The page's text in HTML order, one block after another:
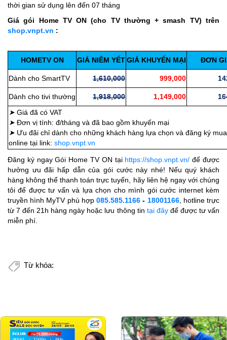
thời gian sử dụng lên đến 07 tháng
Giá gói Home TV ON (cho TV thường + smash TV) trên
shop.vnpt.vn :
HOMETV ON GIÁ NIÊM YẾTGIÁ KHUYẾN MẠI ĐƠN
Dành cho SmartTV 1,610,000 999,000
Dành cho tivi thường 1,918,000 1,149,000
➤ Giá đã có VAT
➤ Đơn vị tính: đ/tháng và đã bao gồm khuyến mại
➤ Ưu đãi chỉ dành cho những khách hàng lựa chọn và đăng ký mua
online tại link: shop.vnpt.vn
Đăng ký ngay Gói Home TV ON tại https://shop.vnpt.vn/ để được
hưởng ưu đãi hấp dẫn của gói cước này nhé! Nếu quý khách
hàng không thể thanh toán trực tuyến, hãy liên hệ ngay với chúng
tôi để được tư vấn và lựa chọn cho mình gói cước internet kèm
truyền hình MyTV phù hợp085.585.1166 - 18001166, hotline trực
từ 7 đến 21h hàng ngày hoặc lưu thông tin tại đâyđể được tư vấn
miễn phí.
Từ khóa: